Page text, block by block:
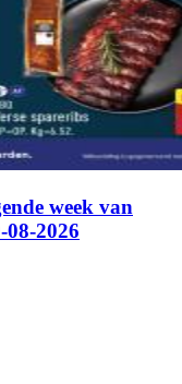
week van
2026